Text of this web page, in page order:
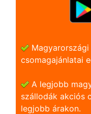
csomagajánlatai
A legjobb
szállodák akciós
legjobb árakon.